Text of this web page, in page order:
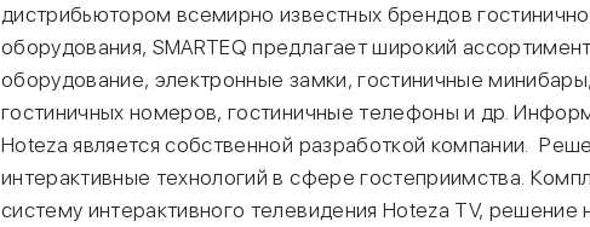
дистрибьютором всемирно известных брендов
оборудования, SMARTEQ предлагает широкий
оборудование, электронные замки, гостиничные
гостиничных номеров, гостиничные телефоны и др.
Hoteza является собственной разработкой компании.
интерактивные технологий в сфере гостеприимства.
систему интерактивного телевидения Hoteza TV, решение